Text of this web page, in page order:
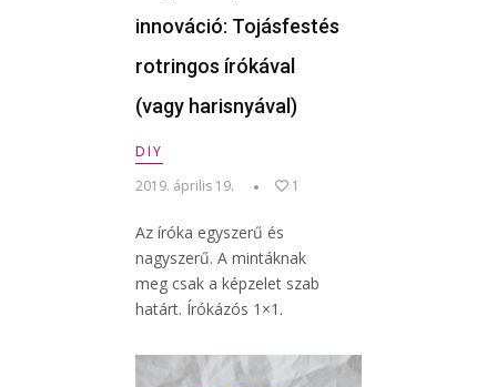
innováció: Tojásfestés
rotringos írókával
(vagy harisnyával)
DIY
2019. április 19.
1
Az íróka egyszerű és
nagyszerű. A mintáknak
meg csak a képzelet szab
határt. Írókázós 1×1.